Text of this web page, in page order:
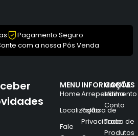
Pagamento Seguro
com a nossa Pós Venda
MENU
Home
Localização
Fale
INFORMAÇÕES
Arrependimento
Política de
Privacidade
CONTA
Minha
Conta
Troca de
Produtos